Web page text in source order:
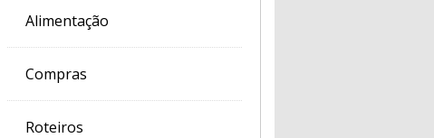
Alimentação
Compras
Roteiros